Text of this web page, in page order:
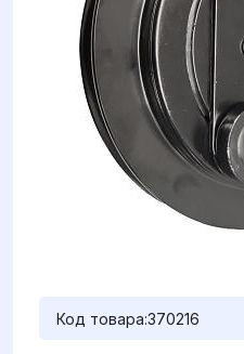
Код товара:370216